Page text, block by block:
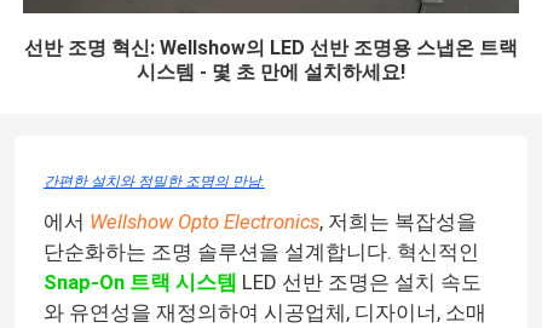
선반 조명 혁신: Wellshow의 LED 선반 조명용 스냅온 트랙
시스템 - 몇 초 만에 설치하세요!
간편한 설치와 정밀한 조명의 만남.
에서 Wellshow Opto Electronics, 저희는 복잡성을
단순화하는 조명 솔루션을 설계합니다. 혁신적인
Snap-On 트랙 시스템 LED 선반 조명은 설치 속도
와 유연성을 재정의하여 시공업체, 디자이너, 소매